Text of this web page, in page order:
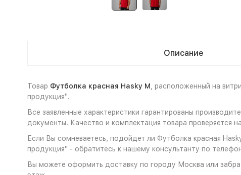
Описание
Товар Футболка красная Hasky M , расположенный на
продукция".
Все заявленные характеристики гарантированы
документы. Качество и комплектация товара проверяется
Если Вы сомневаетесь, подойдет ли Футболка красная
продукция" - обратитесь к нашему консультанту по
Вы можете оформить доставку по городу Москва или